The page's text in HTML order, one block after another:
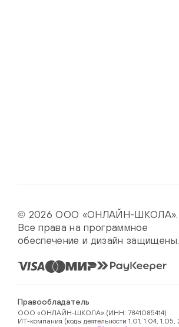
© 2026 ООО «ОНЛАЙН-ШКОЛА».
Все права на программное
обеспечение и дизайн защищены.
Правообладатель
ООО «ОНЛАЙН-ШКОЛА» (ИНН: 7841085414)
ИТ-компания (коды деятельности 1.01, 1.04,